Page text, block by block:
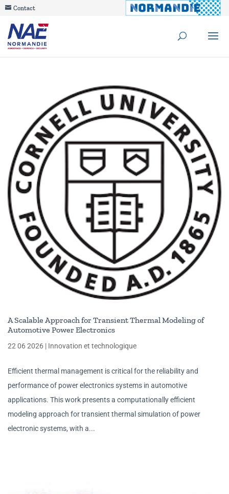
Contact
A Scalable Approach for Transient Thermal Modeling of
Automotive Power Electronics
22 06 2026 | Innovation et technologique
Efficient thermal management is critical for the reliability and
performance of power electronics systems in automotive
applications. This work presents a computationally efficient
modeling approach for transient thermal simulation of power
electronic systems, with a...